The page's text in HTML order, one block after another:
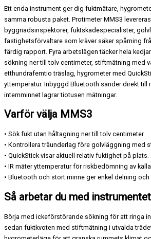
Ett enda instrument ger dig fuktmätare,
samma robusta paket. Protimeter MMS3
byggnadsinspektörer, fuktskadespecialister,
fastighetsförvaltare som kräver säker spårning
färdig rapport. Fyra arbetslägen täcker hela
sökning ner till tolv centimeter, stiftmätning med
etthundrafemtio träslag, hygrometer med
yttemperatur. Inbyggd Bluetooth sänder direkt till
internminnet lagrar tiotusen mätningar.
Varför välja MMS3
• Sök fukt utan håltagning ner till tolv centimeter.
• Kontrollera träunderlag före golvläggning med
• QuickStick visar aktuell relativ fuktighet på plats.
• IR mäter yttemperatur för riskbedömning av
• Bluetooth och stort minne ger enkel delning
Så arbetar du med instrumentet
Börja med ickeförstörande sökning för att ringa
sedan fuktkvoten med stiftmätning i utvalda